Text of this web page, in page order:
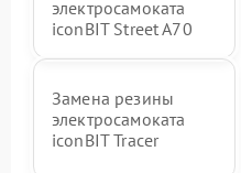
электросамоката
iconBIT Street A70
Замена резины
электросамоката
iconBIT Tracer